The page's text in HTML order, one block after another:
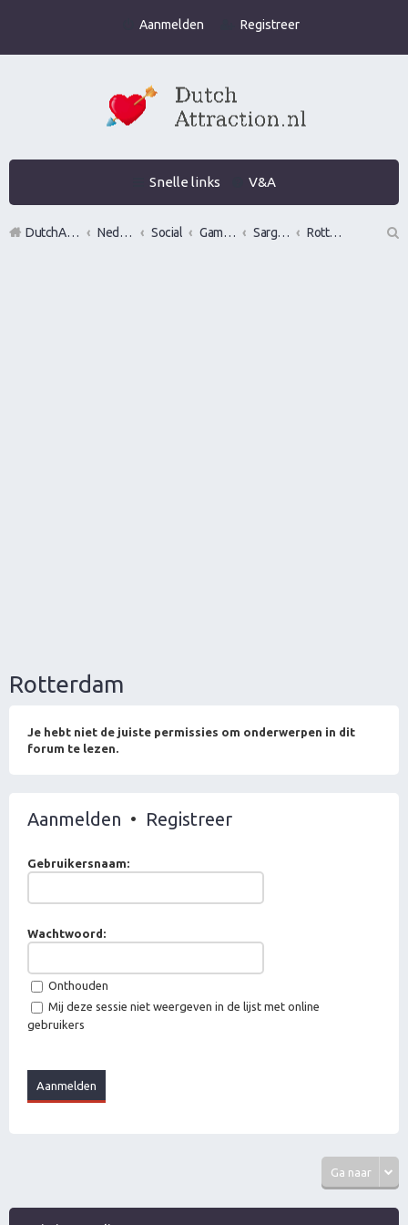
Aanmelden Registreer
Snelle links V&A
DutchAttraction.nl Nederlands grootste Dutch Attraction, Lifestyle, Vrouwen versieren en Pick-Up (PUA) Forum Social Gamen en vrouwen versieren in de praktijk (Infield) Sargen in of vrouwen versieren op locatie in?
Rotterdam
Rotterdam
Je hebt niet de juiste permissies om onderwerpen in dit
forum te lezen.
Aanmelden • Registreer
Gebruikersnaam:
Wachtwoord:
Onthouden
Mij deze sessie niet weergeven in de lijst met online
gebruikers
Ga naar